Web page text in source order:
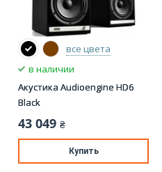
все цвета
в наличии
Акустика Audioengine HD6
Black
43 049 ₴
Купить